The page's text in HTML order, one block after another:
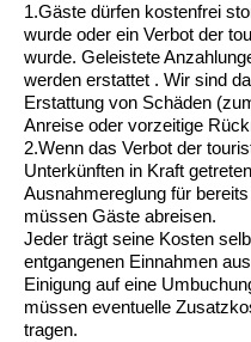
1.Gäste dürfen kostenfrei
wurde oder ein Verbot der
wurde. Geleistete
werden erstattet . Wir sind
Erstattung von Schäden
Anreise oder vorzeitige
2.Wenn das Verbot der
Unterkünften in Kraft
Ausnahmereglung für
müssen Gäste abreisen.
Jeder trägt seine Kosten
entgangenen Einnahmen
Einigung auf eine
müssen eventuelle
tragen.